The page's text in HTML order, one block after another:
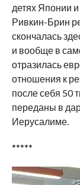
детях Японии
Ривкин-Брин
скончалась
и вообще в
отразилась
отношения к
после себя 50
переданы в
Иерусалиме.
*****